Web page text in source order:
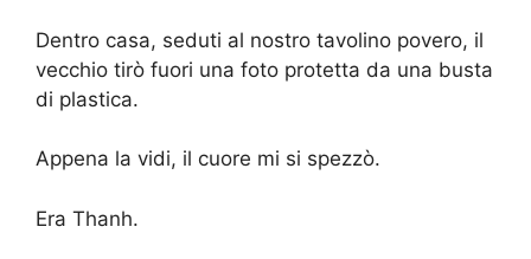
Dentro casa, seduti al nostro tavolino povero, il
vecchio tirò fuori una foto protetta da una busta
di plastica.
Appena la vidi, il cuore mi si spezzò.
Era Thanh.